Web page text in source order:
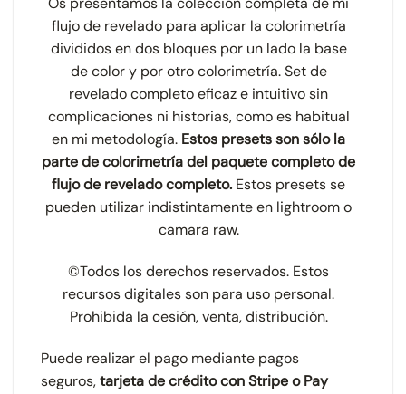
flujo de revelado para aplicar la colorimetría
divididos en dos bloques por un lado la base
de color y por otro colorimetría. Set de
revelado completo eficaz e intuitivo sin
complicaciones ni historias, como es habitual
en mi metodología. Estos presets son sólo la
parte de colorimetría del paquete completo de
flujo de revelado completo. Estos presets se
pueden utilizar indistintamente en lightroom o
camara raw.
©Todos los derechos reservados. Estos
recursos digitales son para uso personal.
Prohibida la cesión, venta, distribución.
Puede realizar el pago mediante pagos
seguros,tarjeta de crédito con Stripeo Pay